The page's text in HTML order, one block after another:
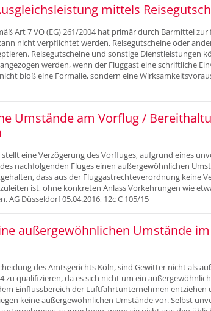
mittels
Art 7 VO (EG) 261/2004 hat primär durch Barmittel
nicht verpflichtet werden, Reisegutscheine oder
Reisegutscheine und sonstige Dienstleistungen
werden, wenn der Fluggast eine schriftliche
bloß eine Formalie, sondern eine
Umstände am Vorflug /
eine Verzögerung des Vorfluges, aufgrund eines
nachfolgenden Fluges einen außergewöhnlichen
dass aus der Fluggastrechteverordnung keine
ist, ohne konkreten Anlass Vorkehrungen wie
AG Düsseldorf 05.04.2016, 12c C 105/15
außergewöhnlichen Umstände im
des Amtsgerichts Köln, sind Gewitter nicht als
zu qualifizieren, da es sich nicht um ein
Einflussbereich der Luftfahrtunternehmen
keine außergewöhnlichen Umstände vor. Selbst